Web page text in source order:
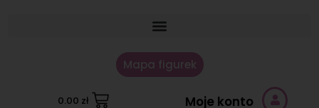
Mapa figurek
0.00 zł Moje konto